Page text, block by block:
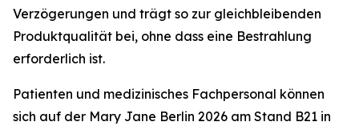
Verzögerungen und trägt so zur gleichbleibenden
Produktqualität bei, ohne dass eine Bestrahlung
erforderlich ist.
Patienten und medizinisches Fachpersonal können
sich auf der Mary Jane Berlin 2026 am Stand B21 in